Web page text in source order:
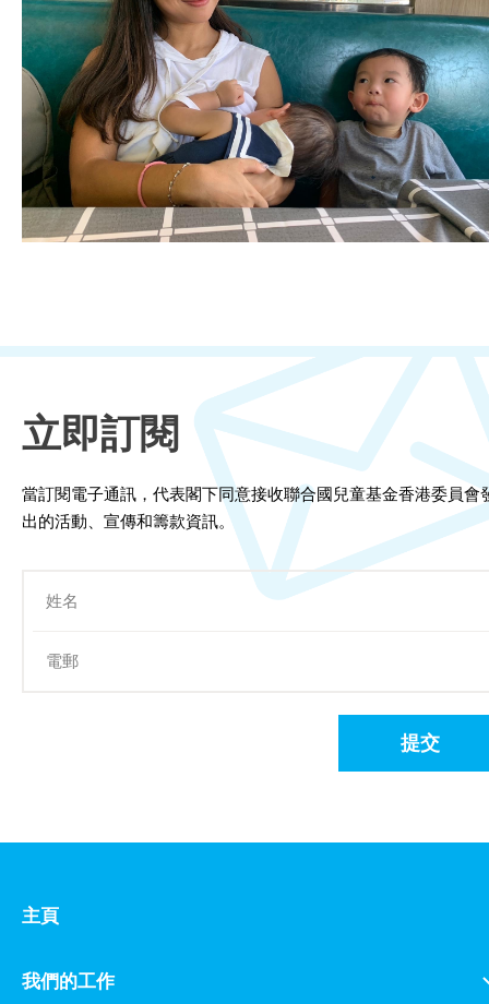
立即訂閱
當訂閱電子通訊，代表閣下同意接收聯合國兒童基金香港委員會
出的活動、宣傳和籌款資訊。
提交
主頁
我們的工作